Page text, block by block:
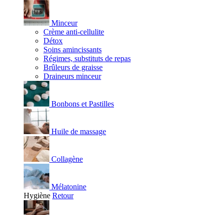
Minceur
Crème anti-cellulite
Détox
Soins amincissants
Régimes, substituts de repas
Brûleurs de graisse
Draineurs minceur
Bonbons et Pastilles
Huile de massage
Collagène
Mélatonine
Hygiène Retour